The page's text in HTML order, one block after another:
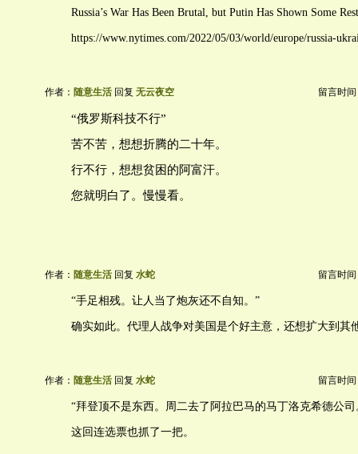
Russia’s War Has Been Brutal, but Putin Has Shown Some
https://www.nytimes.com/2022/05/03/world/europe/russia-
作者： 随意生活 回复 无云夜空 留言时间
“俄罗斯科技不行”
苦不苦，想想折腾的二十年。
行不行，想想贫困的阿富汗。
您就明白了。慢慢看。
作者： 随意生活 回复 水蛇 留言时间
“手足相残。让人当了炮灰还不自知。”
确实如此。代理人战争对美国是个好主意，还想扩大到其
作者： 随意生活 回复 水蛇 留言时间
“拜登顶不是东西。周二去了阿拉巴马的马丁洛克希德公司
这回连选票也抓了一把。